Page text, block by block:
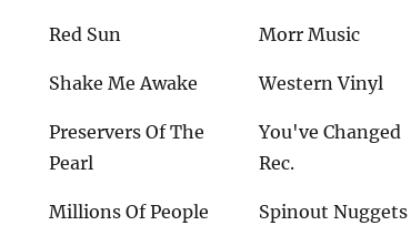
Red Sun Morr Music
Shake Me Awake Western Vinyl
Preservers Of The
Pearl
You've Changed
Rec.
Millions Of People Spinout Nuggets